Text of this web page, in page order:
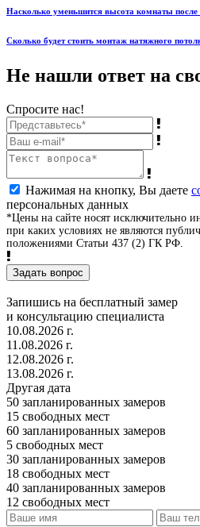
Насколько уменьшится высота комнаты
Сколько будет стоить монтаж натяжного
Не нашли ответ на
Спросите нас!
Нажимая на кнопку, Вы даете
персональных данных
*Цены на сайте носят исключительно
при каких условиях не являются
положениями Статьи 437 (2) ГК РФ.
Задать вопрос
Запишись на бесплатный замер
и консультацию специалиста
10.08.2026 г.
11.08.2026 г.
12.08.2026 г.
13.08.2026 г.
Другая дата
50 запланированных замеров
15 свободных мест
60 запланированных замеров
5 свободных мест
30 запланированных замеров
18 свободных мест
40 запланированных замеров
12 свободных мест